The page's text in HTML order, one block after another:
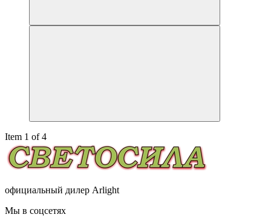
Item 1 of 4
официальный дилер Arlight
Мы в соцсетях